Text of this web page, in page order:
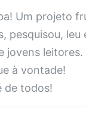
Um projeto
pesquisou,
jovens leitores.
à vontade!
de todos!